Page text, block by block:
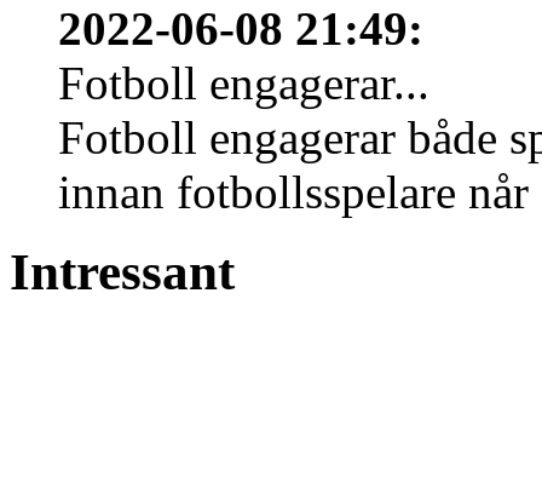
2022-06-08 21:49:
Fotboll engagerar...
Fotboll engagerar både
innan fotbollsspelare
Intressant